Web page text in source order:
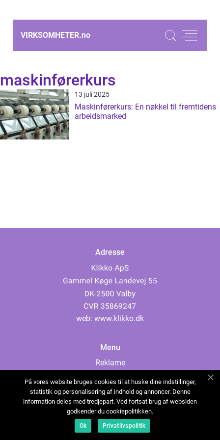
VIRKSOMHETER.no
maskinførerkurs
13 juli 2025
Maskinførerkurs: En nøkkel til fremtidens
arbeidsmarked
Adresse
web: www.klikko.dk
Menu
Reklame
Cookies
Kontakt Oss
Sitemap
På vores website bruges cookies til at huske dine indstillinger,
statistik og personalisering af indhold og annoncer. Denne
information deles med tredjepart. Ved fortsat brug af websiden
godkender du cookiepolitikken.
Ok Privatlivspolitik